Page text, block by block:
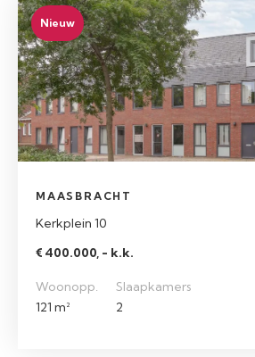
Nieuw
MAASBRACHT
Kerkplein 10
€ 400.000, - k.k.
Woonopp.
121 m²
Slaapkamers
2